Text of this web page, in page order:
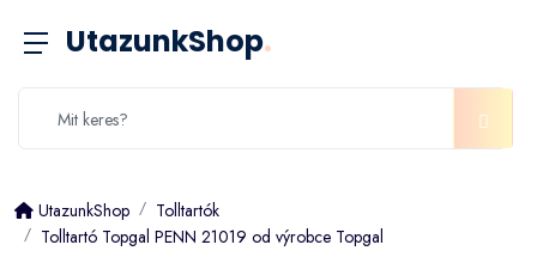
UtazunkShop.
UtazunkShop
Tolltartók
Tolltartó Topgal PENN 21019 od výrobce Topgal